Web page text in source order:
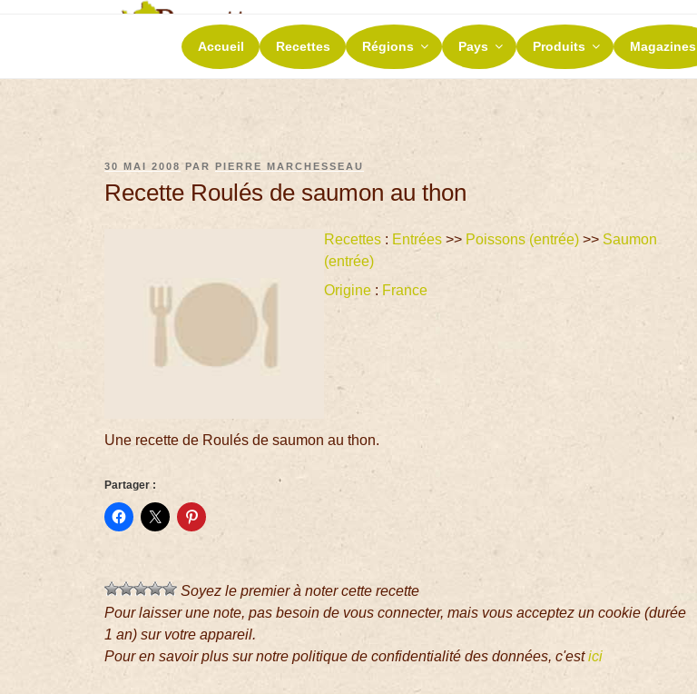
RECETTES ET TERROIRS
La richesse de nos terroirs
Accueil Recettes Régions Pays Produits Magazines
30 MAI 2008 PARPIERRE MARCHESSEAU
Recette Roulés de saumon au thon
Recettes : Entrées >> Poissons (entrée) >>Saumon
(entrée)
Origine : France
Une recette de Roulés de saumon au thon.
Partager :
Soyez le premier à noter cette recette
Pour laisser une note, pas besoin de vous connecter, mais vous acceptez un cookie (durée
1 an) sur votre appareil.
Pour en savoir plus sur notre politique de confidentialité des données, c'estici